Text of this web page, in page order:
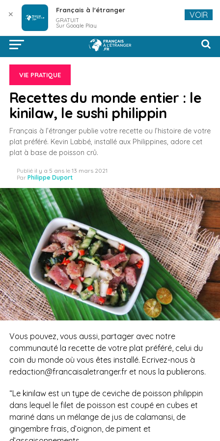
VIE PRATIQUE
Recettes du monde entier : le
kinilaw, le sushi philippin
Français à l’étranger publie votre recette ou l’histoire de votre
plat préféré. Kevin Labbé, installé aux Philippines, adore cet
plat à base de poisson crû.
Publié il y a 5 ans le 13 mars 2021
Par Philippe Duport
Vous pouvez, vous aussi, partager avec notre
communauté la recette de votre plat préféré, celui du
coin du monde où vous êtes installé. Ecrivez-nous à
redaction@francaisaletranger.fr et nous la publierons.
“Le kinilaw est un type de ceviche de poisson philippin
dans lequel le filet de poisson est coupé en cubes et
mariné dans un mélange de jus de calamansi, de
gingembre frais, d’oignon, de piment et
✕ Français à l'étranger
GRATUIT
Sur Google Play
VOIR